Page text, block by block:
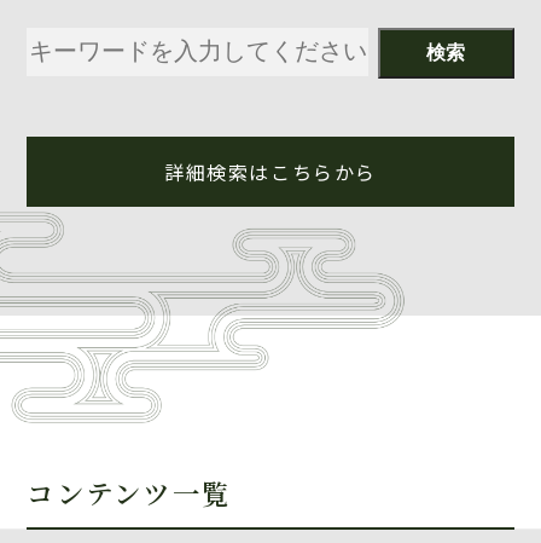
詳細検索はこちらから
コンテンツ一覧